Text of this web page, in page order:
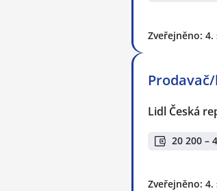
Zveřejněno: 4.
Lidl Česká
20 200 –
Zveřejněno: 4.